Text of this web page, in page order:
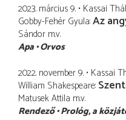
2023. március 9. Kassai
Gobby-Fehér Gyula Az
Sándor m.v.
Apa Orvos
2022. november 9. Kassai
William Shakespeare
Matusek Attila m.v.
Rendező Prológ a